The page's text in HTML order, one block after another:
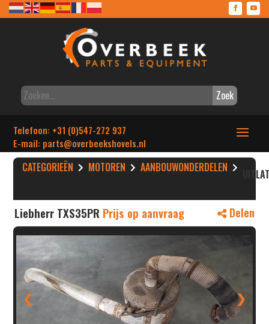
Zoek
Telefoon: +31 (0)547-272 937
E-mail: parts@overbeekshovels.nl
CATEGORIEËN MOTOREN AANBOUWONDERDELEN
Liebherr TXS35PR Prijs op aanvraag Delen
❮ ❯